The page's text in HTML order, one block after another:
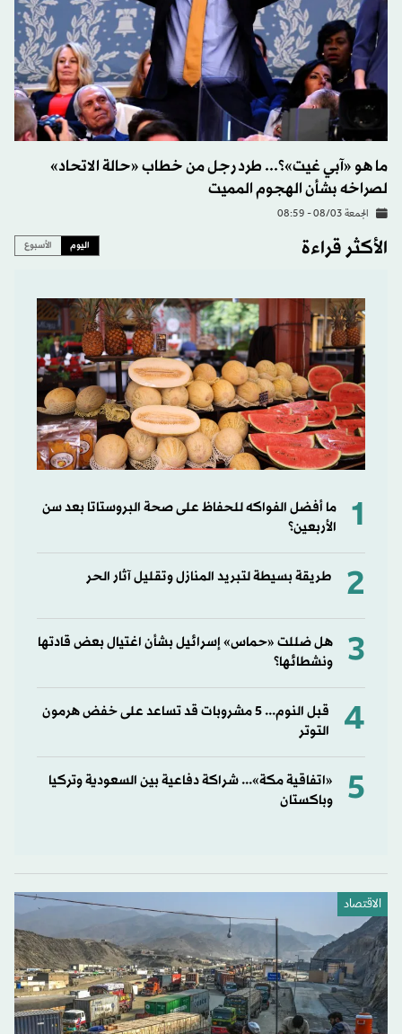
ما هو «آبي غيت»؟... طرد رجل من خطاب «حالة الاتحاد»
لصراخه بشأن الهجوم المميت
الجمعة 08/03 - 08:59
الأكثر قراءة اليوم الأسبوع
1
ما أفضل الفواكه للحفاظ على صحة البروستاتا بعد سن
الأربعين؟
2 طريقة بسيطة لتبريد المنازل وتقليل آثار الحر
3
هل ضللت «حماس» إسرائيل بشأن اغتيال بعض قادتها
ونشطائها؟
4
قبل النوم... 5 مشروبات قد تساعد على خفض هرمون
التوتر
5
«اتفاقية مكة»... شراكة دفاعية بين السعودية وتركيا
وباكستان
الاقتصاد